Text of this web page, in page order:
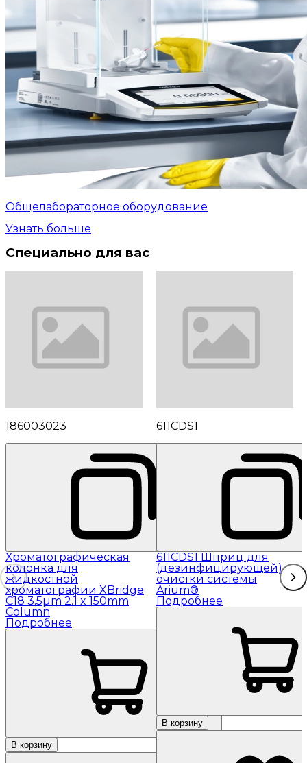
Общелабораторное оборудование
Узнать больше
Специально для вас
186003023
Хроматографическая
колонка для
жидкостной
хроматографии XBridge
C18 3.5µm 2.1 x 150mm
Column
Подробнее
В корзину
611CDS1
611CDS1 Шприц для
(дезинфицирующей)
очистки системы
Arium®
Подробнее
В корзину